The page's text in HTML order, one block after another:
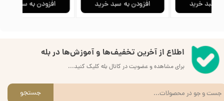
افزودن افزودن به سبد خرید افزودن به سبد خرید
اطلاع از آخرین تخفیف‌ها و آموزش‌ها در بله
برای مشاهده و عضویت در کانال بله کلیک کنید...
جستجو